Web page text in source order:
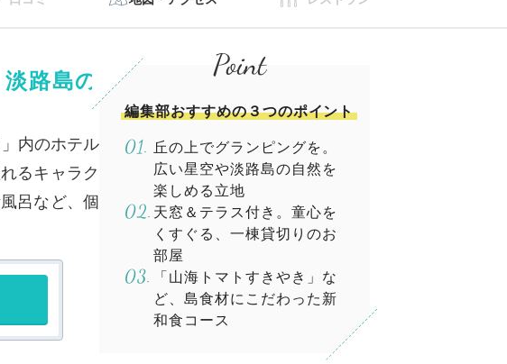
路島の
内のホテル
るキャラク
呂など、個
編集部おすすめの３つのポイント
丘の上でグランピングを。
広い星空や淡路島の自然を
楽しめる立地
天窓＆テラス付き。童心を
くすぐる、一棟貸切りのお
部屋
「山海トマトすきやき」な
ど、島食材にこだわった新
和食コース